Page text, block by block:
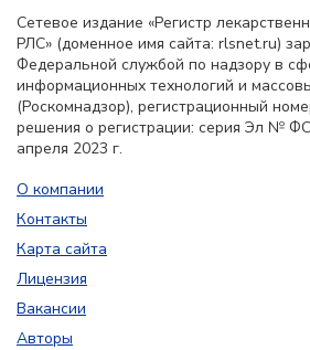
Сетевое издание «Регистр
РЛС» (доменное имя сайта: rlsnet.ru)
Федеральной службой по надзору в
информационных технологий и
(Роскомнадзор), регистрационный
решения о регистрации: серия Эл №
апреля 2023 г.
О компании
Контакты
Карта сайта
Лицензия
Вакансии
Авторы